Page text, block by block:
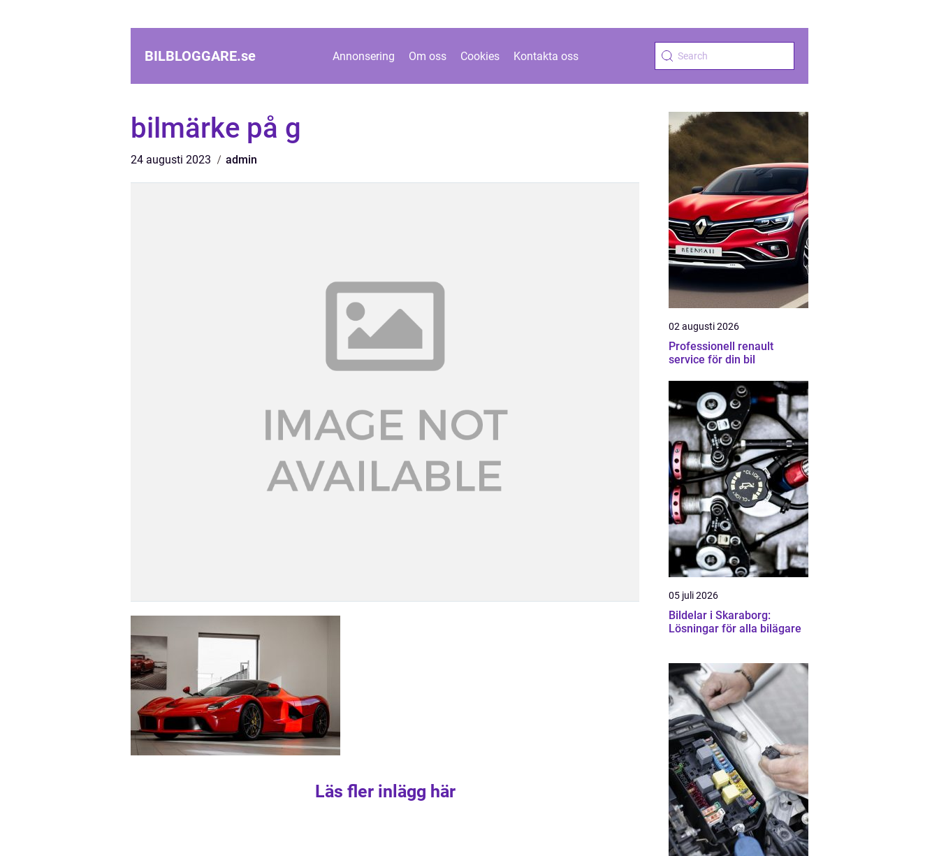
BILBLOGGARE.se Annonsering Om oss Cookies Kontakta oss
bilmärke på g
24 augusti 2023 admin
Läs fler inlägg här
02 augusti 2026
Professionell renault
service för din bil
05 juli 2026
Bildelar i Skaraborg:
Lösningar för alla bilägare